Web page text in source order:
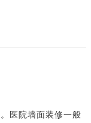
医院墙面装修一般